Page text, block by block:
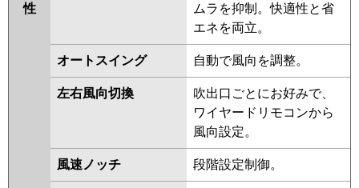
RPC-GP160RHNP5 RPC-
GP160RSHP11
三菱重工 FDEV1606HP6S
PA-P160T7KDNC
PA-
P160T7KDNCX PA-P160T7KDC
PA-P160T7HDNCX PA-
P160T7HDC PA-P160T7HDNC
SZRT160BFD SZRH160BFD
SZRH160BFND SZRU160BFD
SZRU160BFND SZRHU160BFD
SZRT160BCD SZRHU160BCD
SZRH160BCD SZRH160BCND
SZRU160BCD SZRU160BCND
RPSB16034MUB RCSB16044MUB
RCSB16044XU RPHB16031MUB
RPSB16033MUB
RCHB16041MUB
性
ムラを抑制。快適性と省
エネを両立。
オートスイング 自動で風向を調整。
左右風向切換
吹出口ごとにお好みで、
ワイヤードリモコンから
風向設定。
風速ノッチ 段階設定制御。